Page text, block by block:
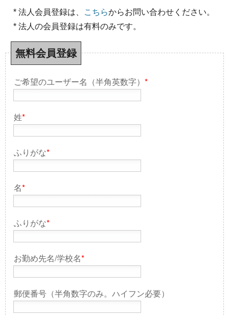
* 法人会員登録は、 こちらからお問い合わせください。
* 法人の会員登録は有料のみです。
無料会員登録
ご希望のユーザー名（半角英数字） *
姓*
ふりがな*
名*
ふりがな*
お勤め先名/学校名*
郵便番号（半角数字のみ。ハイフン必要）